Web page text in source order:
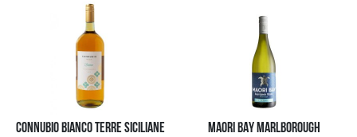
CONNUBIO BIANCO TERRE SICILIANE
MAORI BAY MARLBOROUGH